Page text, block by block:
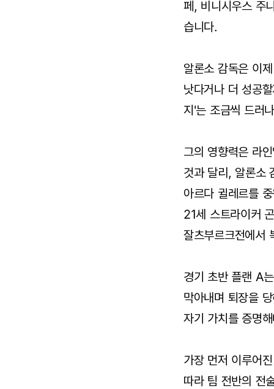
페, 비니시우스 주
습니다.
알론소 감독은 이
낫다거나 더 성공
지'는 조금씩 드러
그의 영향력은 라
것과 달리, 알론소
아르다 귈레르를
21세 스트라이커
잘츠부르크전에서
경기 초반 플랜 A
막아내며 퇴장을
자기 가치를 증명
가장 먼저 이루어
따라 팀 전반의 전